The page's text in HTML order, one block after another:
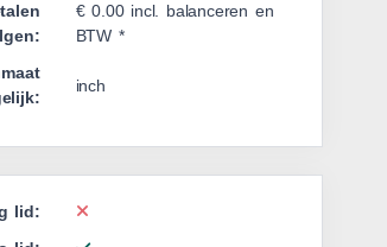
€ 0.00 incl. balanceren en
BTW *
inch
lid: